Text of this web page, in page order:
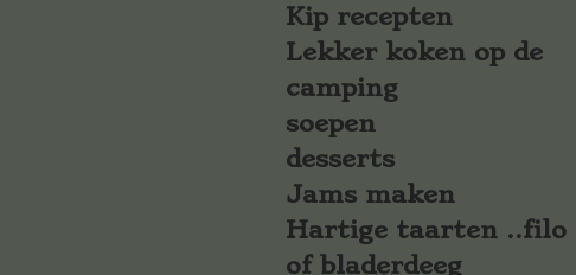
Kip recepten
Lekker koken op de
camping
soepen
desserts
Jams maken
Hartige taarten ..filo
of bladerdeeg